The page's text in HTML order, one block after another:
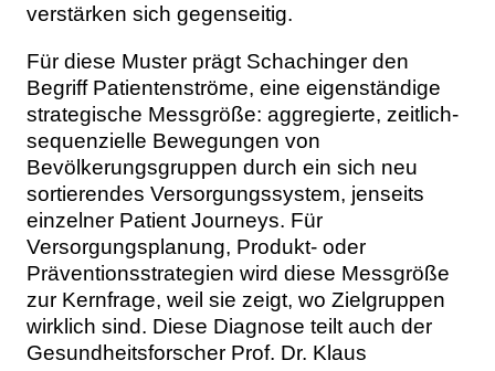
verstärken sich gegenseitig.
Für diese Muster prägt Schachinger den
Begriff Patientenströme, eine eigenständige
strategische Messgröße: aggregierte, zeitlich-
sequenzielle Bewegungen von
Bevölkerungsgruppen durch ein sich neu
sortierendes Versorgungssystem, jenseits
einzelner Patient Journeys. Für
Versorgungsplanung, Produkt- oder
Präventionsstrategien wird diese Messgröße
zur Kernfrage, weil sie zeigt, wo Zielgruppen
wirklich sind. Diese Diagnose teilt auch der
Gesundheitsforscher Prof. Dr. Klaus